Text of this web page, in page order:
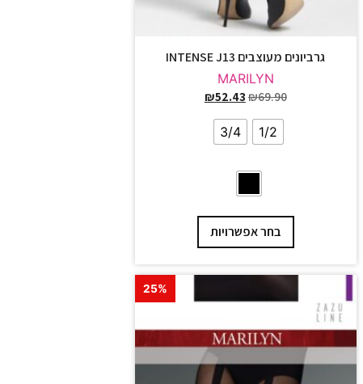
גרביונים מעוצבים INTENSE J13
MARILYN
₪69.90
₪52.43
1/2
3/4
בחר אפשרויות
25%